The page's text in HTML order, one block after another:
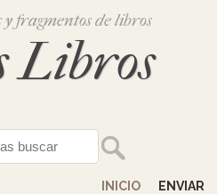
y fragmentos de libros
Libros
INICIO
ENVIAR